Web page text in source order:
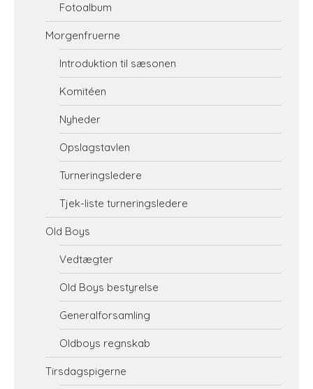
Fotoalbum
Morgenfruerne
Introduktion til sæsonen
Komitéen
Nyheder
Opslagstavlen
Turneringsledere
Tjek-liste turneringsledere
Old Boys
Vedtægter
Old Boys bestyrelse
Generalforsamling
Oldboys regnskab
Tirsdagspigerne